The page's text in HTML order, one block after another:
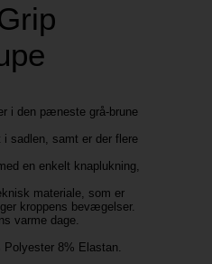
i den pæneste grå-brune
i sadlen, samt er der flere
en enkelt knaplukning,
materiale, som er
kroppens bevægelser.
varme dage.
8% Elastan.